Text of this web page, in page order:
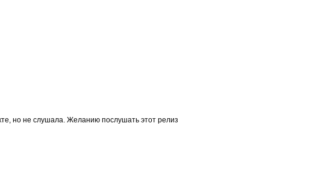
но не слушала. Желанию послушать этот релиз